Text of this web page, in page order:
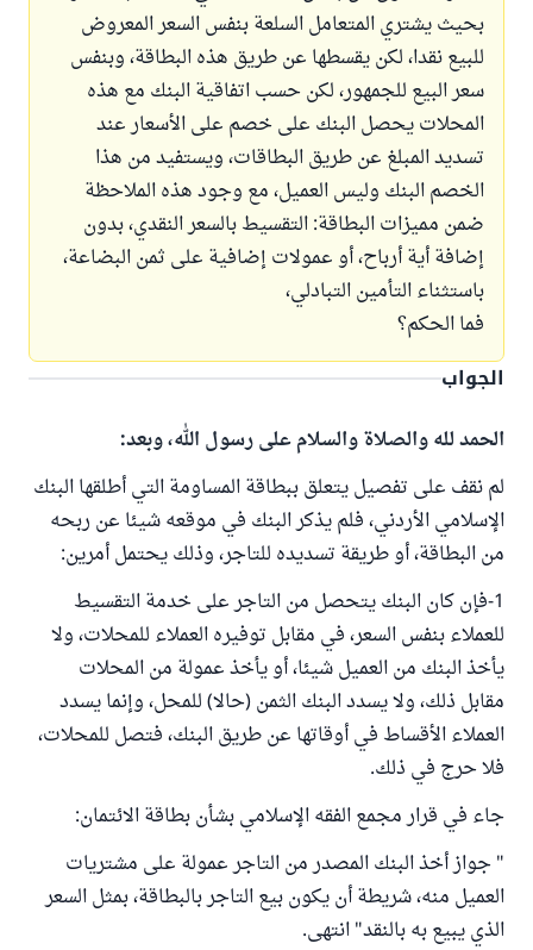
بحيث يشتري المتعامل السلعة بنفس السعر المعروض
للبيع نقدا، لكن يقسطها عن طريق هذه البطاقة، وبنفس
سعر البيع للجمهور، لكن حسب اتفاقية البنك مع هذه
المحلات يحصل البنك على خصم على الأسعار عند
تسديد المبلغ عن طريق البطاقات، ويستفيد من هذا
الخصم البنك وليس العميل، مع وجود هذه الملاحظة
ضمن مميزات البطاقة: التقسيط بالسعر النقدي، بدون
إضافة أية أرباح، أو عمولات إضافية على ثمن البضاعة،
باستثناء التأمين التبادلي،
فما الحكم؟
الجواب
الحمد لله والصلاة والسلام على رسول الله، وبعد:
لم نقف على تفصيل يتعلق ببطاقة المساومة التي أطلقها البنك
الإسلامي الأردني، فلم يذكر البنك في موقعه شيئا عن ربحه
من البطاقة، أو طريقة تسديده للتاجر، وذلك يحتمل أمرين:
1-فإن كان البنك يتحصل من التاجر على خدمة التقسيط
للعملاء بنفس السعر، في مقابل توفيره العملاء للمحلات، ولا
يأخذ البنك من العميل شيئا، أو يأخذ عمولة من المحلات
مقابل ذلك، ولا يسدد البنك الثمن (حالا) للمحل، وإنما يسدد
العملاء الأقساط في أوقاتها عن طريق البنك، فتصل للمحلات،
فلا حرج في ذلك.
جاء في قرار مجمع الفقه الإسلامي بشأن بطاقة الائتمان:
" جواز أخذ البنك المصدر من التاجر عمولة على مشتريات
العميل منه، شريطة أن يكون بيع التاجر بالبطاقة، بمثل السعر
الذي يبيع به بالنقد" انتهى.